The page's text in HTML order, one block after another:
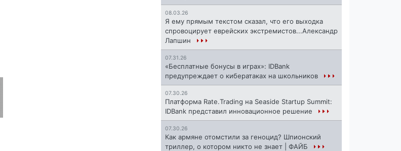
08.03.26
Я ему прямым текстом сказал, что его выходка
спровоцирует еврейских экстремистов...Александр
Лапшин
07.31.26
«Бесплатные бонусы в играх»: IDBank
предупреждает о кибератаках на школьников
07.30.26
Платформа Rate.Trading на Seaside Startup Summit:
IDBank представил инновационное решение
07.30.26
Как армяне отомстили за геноцид? Шпионский
триллер, о котором никто не знает | ФАЙБ